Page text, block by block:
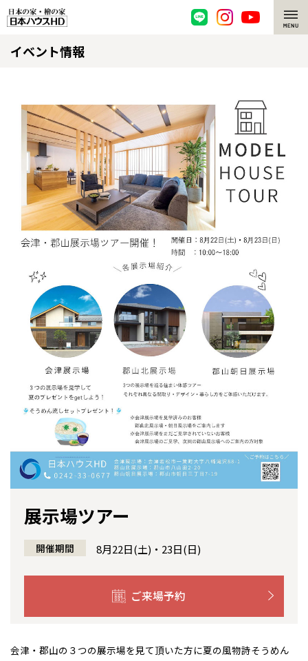
脱炭素・檜の家
檜・木造住宅
耐震構造
高耐久住宅
高断熱・高気密の家
ZEH特集
感謝訪問・長期保証
1メーターモジュール
冷暖房標準装備
24時間対応コールセンター
檜の魅力
檜の魅力 トップ
檜と日本人
1000年を超えて生きる檜
知られざる檜の効果・作用
檜の住まいデザイン
理想の木材「檜」
注文住宅
注文住宅 トップ
グレートステージ
施工事例
平屋の家
外観・インテリア集
WEB住宅展示場
暮らし方提案
住まいのコラム
施工事例
リフォーム
リフォームメニュー
選ばれる理由
リフォームの流れ
介護保険利用で快適リフォーム
資産活用 トップ
賃貸併用住宅のメリット
安心のサポートシステム
商品紹介
展示場案内
買取サービス
分譲住宅・土地
分譲マンション
分譲マンション トップ
ワザックとは
高い信頼性
安心の管理体制
ギャラリー
トランクルーム
会社情報 トップ
ニュースリリース
代表ごあいさつ
企業理念
事業部紹介
お問い合わせ
会員サイト
イベント情報
展示場ツアー
開催期間 8月22日(土)・23日(日)
ご来場予約
会津・郡山の３つの展示場を見て頂いた方に夏の風物詩そうめん